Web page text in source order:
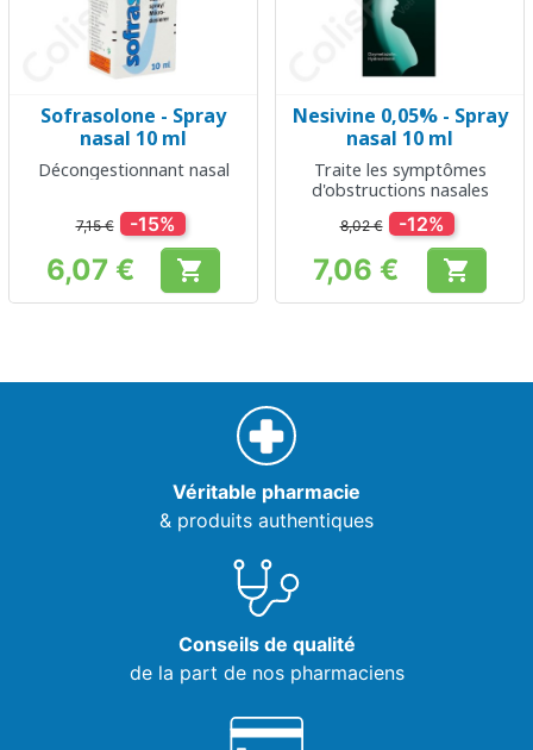
Sofrasolone - Spray
nasal 10 ml
Décongestionnant nasal
7,15 € -15%
Prix
6,07 € 
Nesivine 0,05% - Spray
nasal 10 ml
Traite les symptômes
d'obstructions nasales
8,02 € -12%
Prix
7,06 € 
Véritable pharmacie
& produits authentiques
Conseils de qualité
de la part de nos pharmaciens